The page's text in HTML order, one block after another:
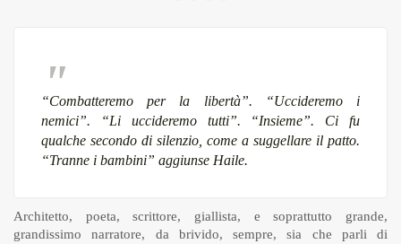
“Combatteremo per la libertà”.
“Uccideremo i
nemici”.
“Li uccideremo tutti”. “Insieme”.
Ci fu
qualche secondo di silenzio, come a suggellare il patto.
“Tranne i bambini” aggiunse Haile.
Architetto, poeta, scrittore, giallista, e soprattutto grande,
grandissimo narratore, da brivido, sempre, sia che parli di